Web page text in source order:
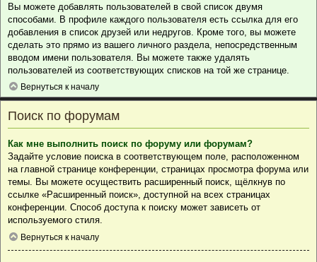
Вы можете добавлять пользователей в свой список двумя
способами. В профиле каждого пользователя есть ссылка для его
добавления в список друзей или недругов. Кроме того, вы можете
сделать это прямо из вашего личного раздела, непосредственным
вводом имени пользователя. Вы можете также удалять
пользователей из соответствующих списков на той же странице.
Вернуться к началу
Поиск по форумам
Как мне выполнить поиск по форуму или форумам?
Задайте условие поиска в соответствующем поле, расположенном
на главной странице конференции, страницах просмотра форума или
темы. Вы можете осуществить расширенный поиск, щёлкнув по
ссылке «Расширенный поиск», доступной на всех страницах
конференции. Способ доступа к поиску может зависеть от
используемого стиля.
Вернуться к началу